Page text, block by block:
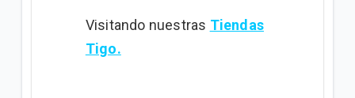
Visitando nuestras Tiendas
Tigo.